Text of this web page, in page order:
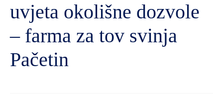
uvjeta okolišne dozvole
– farma za tov svinja
Pačetin